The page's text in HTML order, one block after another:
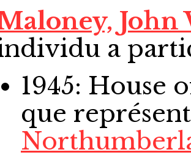
a
1945: House
que